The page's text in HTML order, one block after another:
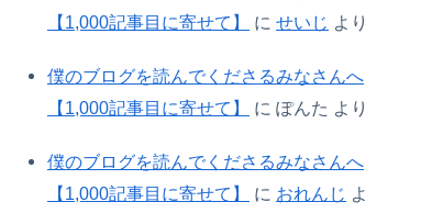
【1,000記事目に寄せて】
に せいじ より
僕のブログを読んでくださるみなさんへ
【1,000記事目に寄せて】
に ぽんた より
僕のブログを読んでくださるみなさんへ
【1,000記事目に寄せて】
に おれんじ よ